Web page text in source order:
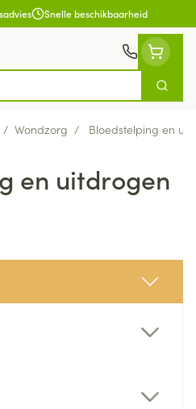
Snelle beschikbaarheid
Zoek
/ Wondzorg / Bloedstelping en
en uitdrogen